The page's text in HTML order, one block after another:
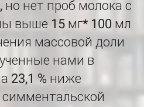
но нет проб молока с
выше 15 мг* 100 мл
массовой доли
нами в
23,1 % ниже